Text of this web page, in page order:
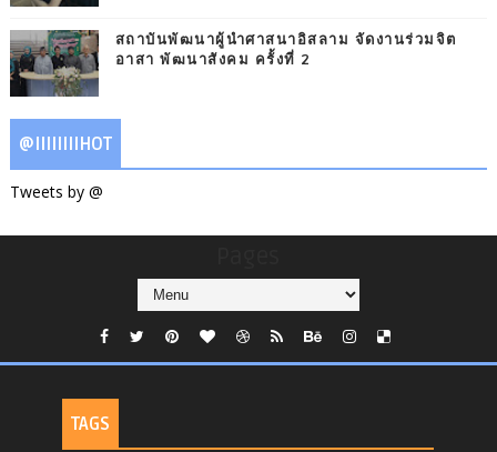
สถาบันพัฒนาผู้นำศาสนาอิสลาม จัดงานร่วมจิต
อาสา พัฒนาสังคม ครั้งที่ 2
@IIIIIIIIHOT
Tweets by @
TAGS